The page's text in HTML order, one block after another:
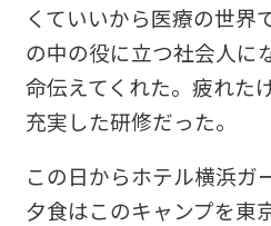
くていいから医療の世界
の中の役に立つ社会人に
命伝えてくれた。疲れた
充実した研修だった。
この日からホテル横浜ガ
夕食はこのキャンプを東